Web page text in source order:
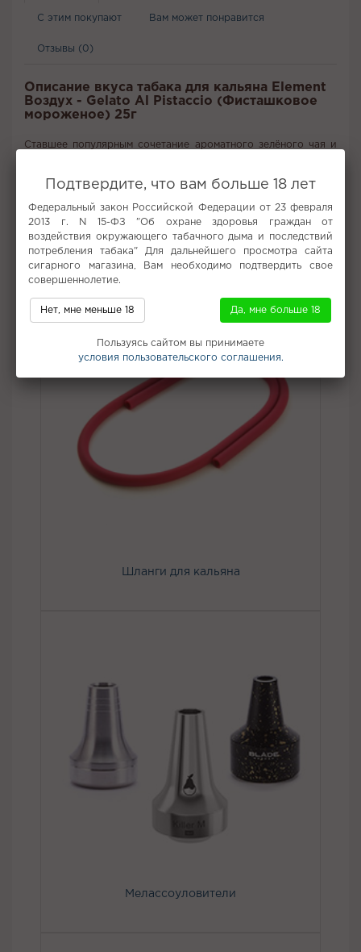
С этим покупают Вам может понравится
Отзывы (0)
Описание вкуса табака для кальяна Element
Воздух - Gelato Al Pistaccio (Фисташковое
мороженое) 25г
Ставшее популярным сочетание ароматного зелёного чая и
Все вкусы табака для кальяна Element
Не забудьте купить
Шланги для кальяна
Мелассоуловители
Подтвердите, что вам больше 18 лет
Федеральный закон Российской Федерации от 23 февраля
2013 г. N 15-ФЗ "Об охране здоровья граждан от
воздействия окружающего табачного дыма и последствий
потребления табака" Для дальнейшего просмотра сайта
сигарного магазина, Вам необходимо подтвердить свое
совершеннолетие.
Нет, мне меньше 18 Да, мне больше 18
Пользуясь сайтом вы принимаете
условия пользовательского соглашения.